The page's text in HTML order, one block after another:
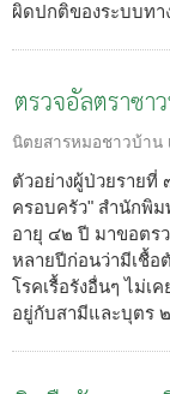
ผิดปกติของระบบทา
ตรวจอัลตราซา
นิตยสารหมอชาวบ้าน
ตัวอย่างผู้ป่วยราย
ครอบครัว" สำนักพิ
อายุ ๔๒ ปี มาขอตร
หลายปีก่อนว่ามีเชื้อ
โรคเรื้อรังอื่นๆ ไม่
อยู่กับสามีและบุตร